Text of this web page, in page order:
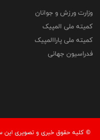
وزارت ورزش و جوانان
کمیته ملی المپیک
کمیته ملی پاراالمپیک
فدراسیون جهانی
© کليه حقوق خبری و تصويری اين